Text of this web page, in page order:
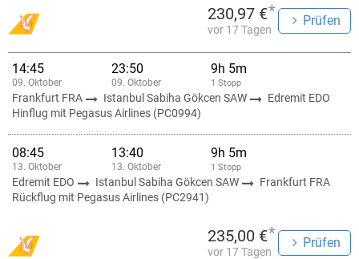
230,97 €*
vor 17 Tagen
Prüfen
14:45
09. Oktober
23:50
09. Oktober
9h 5m
1 Stopp
Frankfurt FRA Istanbul Sabiha Gökcen SAW
Edremit EDO
Hinflug mit Pegasus Airlines (PC0994)
08:45
13. Oktober
13:40
13. Oktober
9h 5m
1 Stopp
Edremit EDO Istanbul Sabiha Gökcen SAW
Frankfurt FRA
Rückflug mit Pegasus Airlines (PC2941)
235,00 €*
vor 17 Tagen
Prüfen